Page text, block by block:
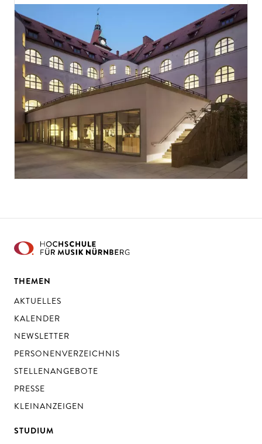
THEMEN
AKTUELLES
KALENDER
NEWSLETTER
PERSONENVERZEICHNIS
STELLENANGEBOTE
PRESSE
KLEINANZEIGEN
STUDIUM